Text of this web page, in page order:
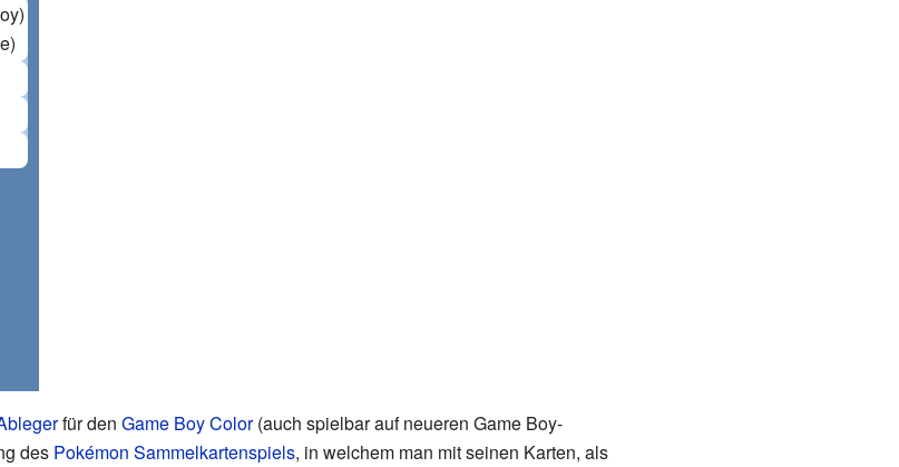
für den Game Boy Color(auch spielbar auf neueren Game Boy-
des Pokémon Sammelkartenspiels, in welchem man mit seinen Karten, als